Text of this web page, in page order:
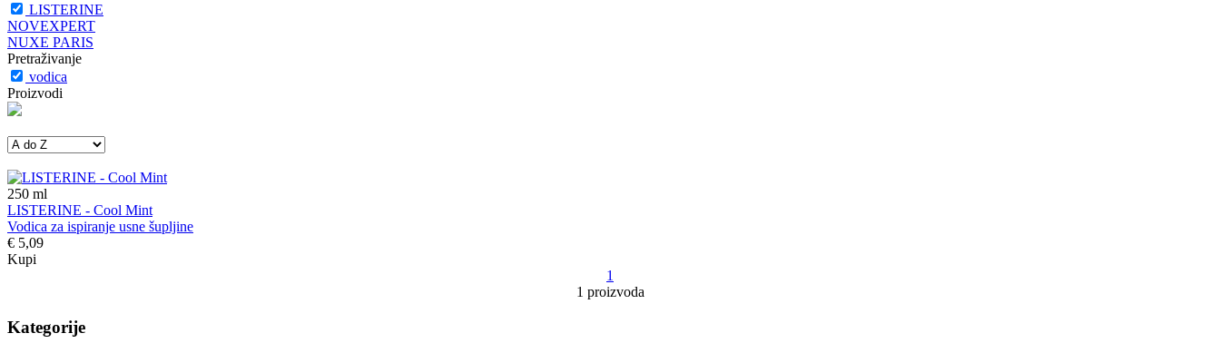
LISTERINE
NOVEXPERT
NUXE PARIS
Pretraživanje
vodica
Proizvodi
250 ml
LISTERINE - Cool Mint
Vodica za ispiranje usne šupljine
€ 5,09
Kupi
1
1 proizvoda
Kategorije